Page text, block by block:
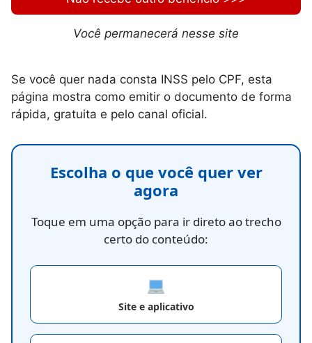
Você permanecerá nesse site
Se você quer nada consta INSS pelo CPF, esta
página mostra como emitir o documento de forma
rápida, gratuita e pelo canal oficial.
Escolha o que você quer ver
agora
Toque em uma opção para ir direto ao trecho
certo do conteúdo:
Site e aplicativo